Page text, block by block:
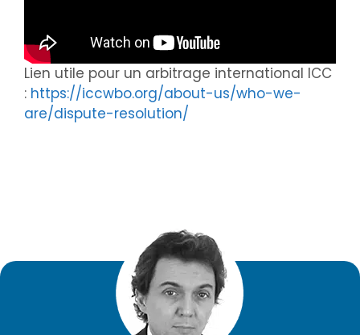
Lien utile pour un arbitrage international ICC
: https://iccwbo.org/about-us/who-we-
are/dispute-resolution/